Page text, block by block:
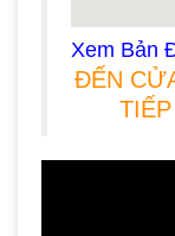
Xem Bản
ĐẾN